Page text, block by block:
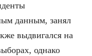
данным, занял
выдвигался на
однако